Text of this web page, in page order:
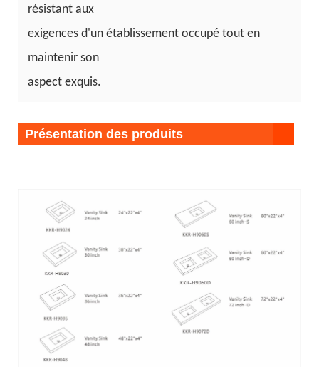
résistant aux
exigences d'un établissement occupé tout en
maintenir son
aspect exquis.
Présentation des produits